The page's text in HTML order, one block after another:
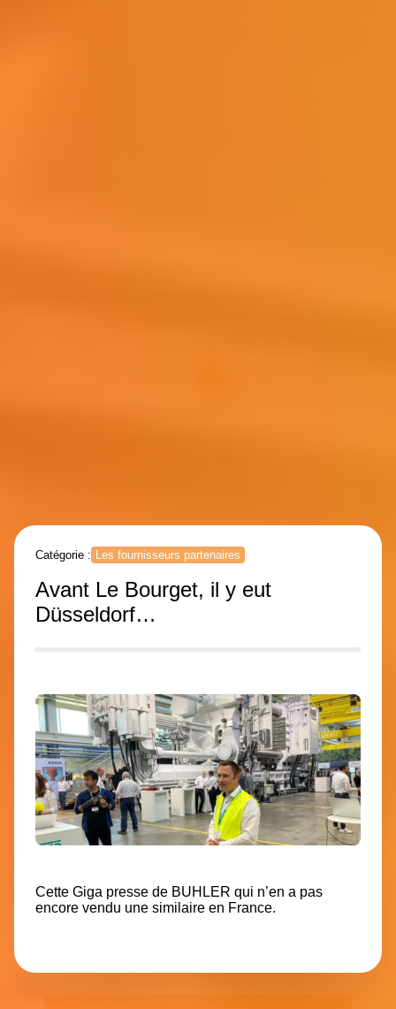
Catégorie : Les fournisseurs partenaires
Avant Le Bourget, il y eut
Düsseldorf…
Cette Giga presse de BUHLER qui n’en a pas
encore vendu une similaire en France.